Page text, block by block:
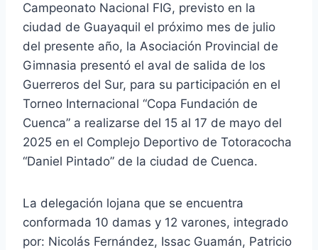
Campeonato Nacional FIG, previsto en la
ciudad de Guayaquil el próximo mes de julio
del presente año, la Asociación Provincial de
Gimnasia presentó el aval de salida de los
Guerreros del Sur, para su participación en el
Torneo Internacional “Copa Fundación de
Cuenca” a realizarse del 15 al 17 de mayo del
2025 en el Complejo Deportivo de Totoracocha
“Daniel Pintado” de la ciudad de Cuenca.
La delegación lojana que se encuentra
conformada 10 damas y 12 varones, integrado
por: Nicolás Fernández, Issac Guamán, Patricio